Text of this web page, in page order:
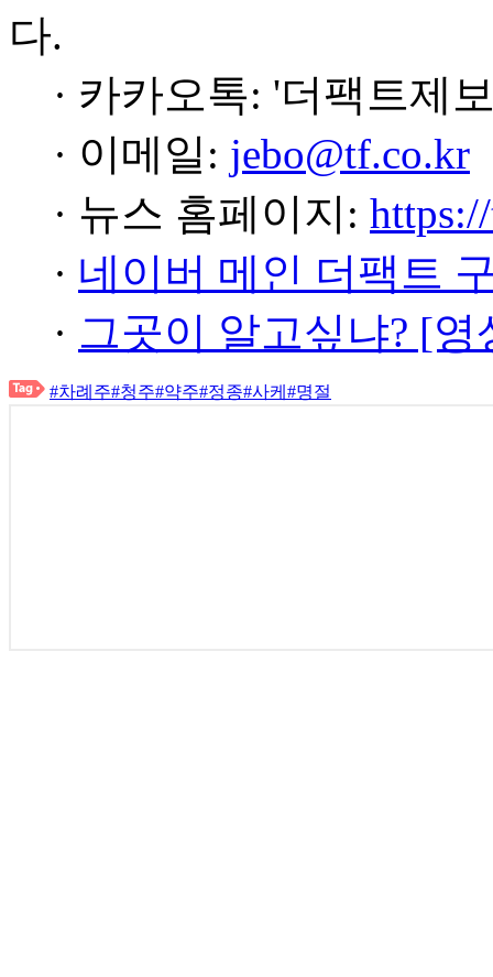
다.
· 카카오톡: '더팩트제
· 이메일: jebo@tf.co.kr
· 뉴스 홈페이지:
· 네이버 메인 더팩트
· 그곳이 알고싶냐? [
#차례주#청주#약주#정종#사케 #명절